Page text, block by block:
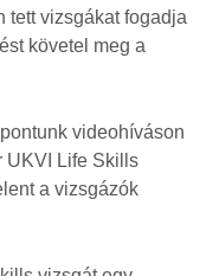
tett vizsgákat fogadja
követel meg a
videohíváson
UKVI Life Skills
a vizsgázók